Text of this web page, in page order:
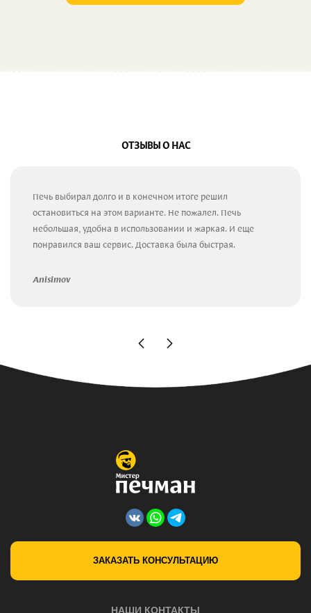
ОТЗЫВЫ О НАС
Печь выбирал долго и в конечном итоге решил
остановиться на этом варианте. Не пожалел. Печь
небольшая, удобна в использовании и жаркая. И еще
понравился ваш сервис. Доставка была быстрая.
Anisimov
ЗАКАЗАТЬ КОНСУЛЬТАЦИЮ
НАШИ КОНТАКТЫ